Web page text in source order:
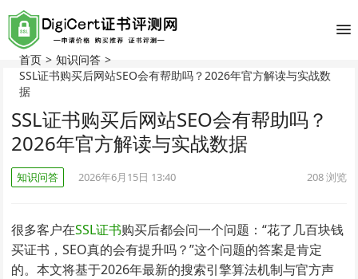
首页 > 知识问答 >
SSL证书购买后网站SEO会有帮助吗？2026年官方解读与实战数
据
SSL证书购买后网站SEO会有帮助吗？
2026年官方解读与实战数据
知识问答 2026年6月15日 13:40 208浏览
很多客户在SSL证书购买后都会问一个问题：“花了几百块钱
买证书，SEO真的会有提升吗？”这个问题的答案是肯定
的。本文将基于2026年最新的搜索引擎算法机制与官方声